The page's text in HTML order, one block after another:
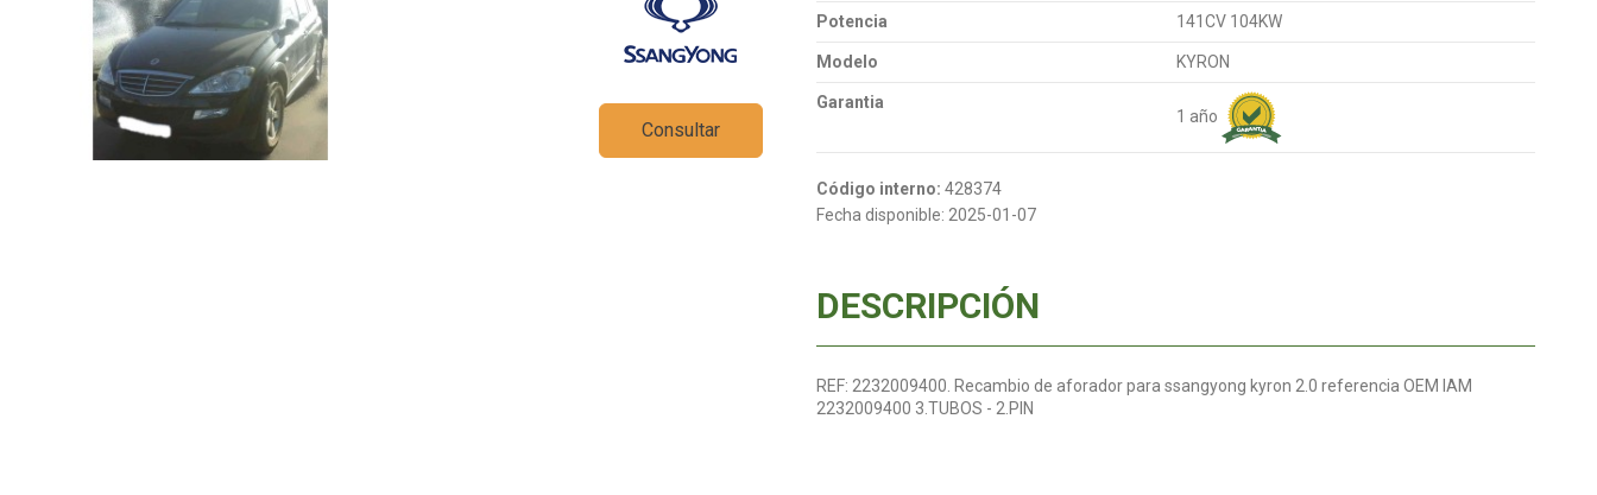
Consultar
Potencia 141CV 104KW
Modelo KYRON
Garantia
1 año
Código interno: 428374
Fecha disponible: 2025-01-07
DESCRIPCIÓN
REF: 2232009400. Recambio de aforador para ssangyong kyron 2.0 referencia OEM IAM
2232009400 3.TUBOS - 2.PIN